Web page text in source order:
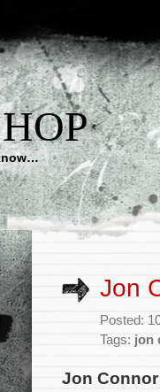
Jon
Posted:
Tags: jon
Jon Connor